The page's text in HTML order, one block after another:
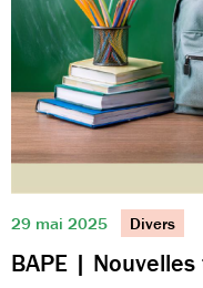
29 mai 2025 Divers
BAPE |